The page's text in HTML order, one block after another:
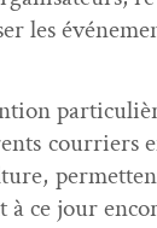
les
cour­ri­ers
à ce jour